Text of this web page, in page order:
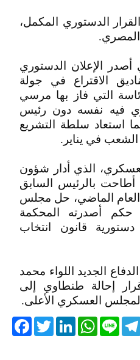
الدستوري المكمل،
المصري.
الإعلان الدستوري
الاقتراع في جولة
التي فاز بها مرسي
فيه نفسه دون رئيس
استعاد سلطة التشريع
في يناير.
الذي أدار شؤون
أطاحت بالرئيس السابق
الماضي، حل مجلس
حكم أصدرته المحكمة
دستورية قانون انتخاب
الجديد اللواء محمد
إحالة طنطاوي إلى
المجلس العسكري الأعلى.
TwitterLinkedIn
WhatsApp Line